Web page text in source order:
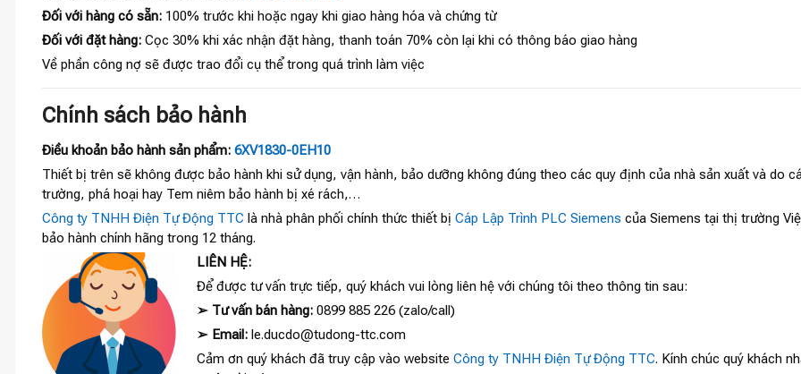
Đối với hàng có sẵn: 100% trước khi hoặc ngay khi giao hàng hóa và chứng từ
Đối với đặt hàng: Cọc 30% khi xác nhận đặt hàng, thanh toán 70% còn lại khi có thông báo giao hàng
Về phần công nợ sẽ được trao đổi cụ thể trong quá trình làm việc
Chính sách bảo hành
Điều khoản bảo hành sản phẩm: 6XV1830-0EH10
Thiết bị trên sẽ không được bảo hành khi sử dụng, vận hành, bảo dưỡng không đúng theo các quy định của nhà sản xuất và do
trường, phá hoại hay Tem niêm bảo hành bị xé rách,…
Công ty TNHH Điện Tự Động TTC là nhà phân phối chính thức thiết bị Cáp Lập Trình PLC Siemens của Siemens tại thị trường
bảo hành chính hãng trong 12 tháng.
LIÊN HỆ:
Để được tư vấn trực tiếp, quý khách vui lòng liên hệ với chúng tôi theo thông tin sau:
➢ Tư vấn bán hàng:0899 885 226 (zalo/call)
➢ Email:le.ducdo@tudong-ttc.com
Cảm ơn quý khách đã truy cập vào website Công ty TNHH Điện Tự Động TTC. Kính chúc quý khách